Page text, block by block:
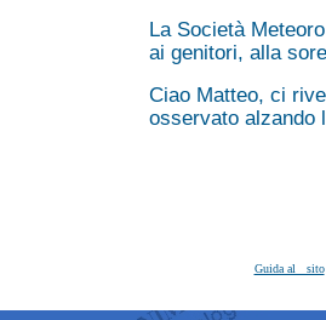
La Società
ai genitori, alla
Ciao Matteo, ci
osservato alzando
Guida al sito